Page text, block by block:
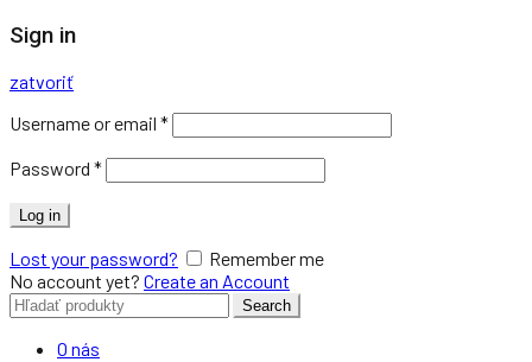
Sign in
zatvoriť
Username or email *
Password *
Log in
Lost your password?
Remember me
No account yet? Create an Account
Search
for:
Search
O nás